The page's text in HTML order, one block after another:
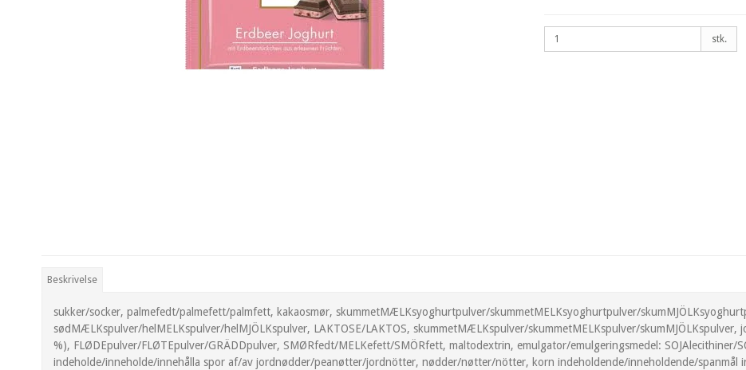
stk.
Beskrivelse
sukker/socker, palmefedt/palmefett/palmfett, kakaosmør, skummetMÆLKsyoghurtpulver/skummetMELKsyoghurtpulver/
sødMÆLKspulver/helMELKspulver/helMJÖLKspulver, LAKTOSE/LAKTOS, skummetMÆLKspulver/skummetMELKspulver/
%), FLØDEpulver/FLØTEpulver/GRÄDDpulver, SMØRfedt/MELKefett/SMÖRfett, maltodextrin, emulgator/emulgeringsmedel: SOJAlecithiner/
indeholde/inneholde/innehålla spor af/av jordnødder/peanøtter/jordnötter, nødder/nøtter/nötter, korn indeholdende/inneholdende/spanmål